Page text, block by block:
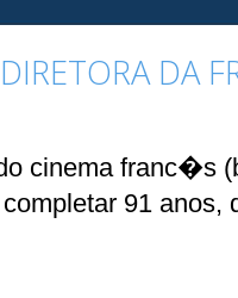
DA
cinema franc�s
91